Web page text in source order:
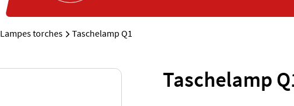
Lampes torches Taschelamp Q1
Taschelamp